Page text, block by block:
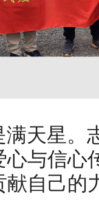
天星。
与信心
献自己的